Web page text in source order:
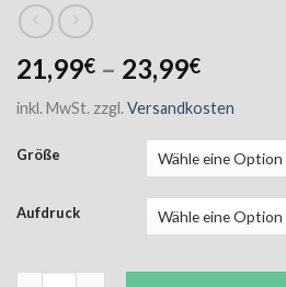
21,99€ – 23,99€
inkl. MwSt. zzgl. Versandkosten
Größe
Aufdruck